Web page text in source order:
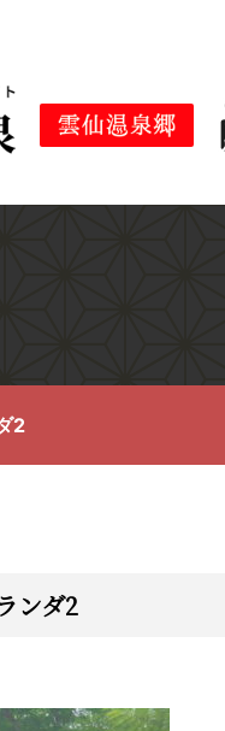
2
ンダ2